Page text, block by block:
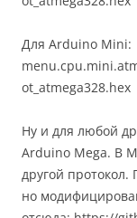
Для Arduino Mini:
ot_atmega328.hex
Ну и для любой
Arduino Mega. В
другой
но